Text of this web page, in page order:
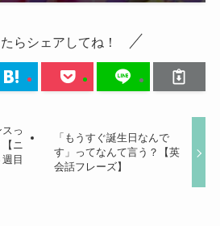
らシェアしてね！
っ
ニ
目
「もうすぐ誕生日なんで
す」ってなんて言う？【英
会話フレーズ】